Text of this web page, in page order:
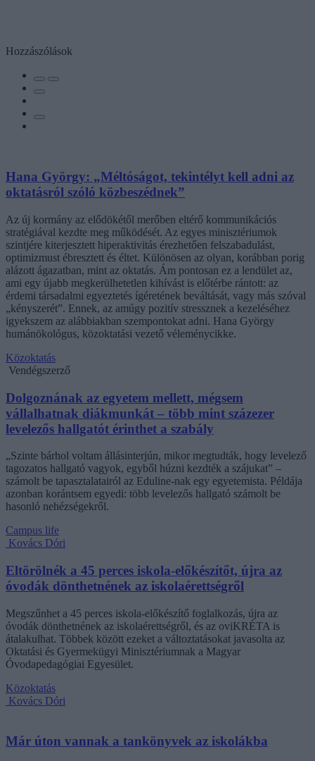
Hozzászólások
Hana György: „Méltóságot, tekintélyt kell adni az
oktatásról szóló közbeszédnek”
Az új kormány az elődökétől merőben eltérő kommunikációs
stratégiával kezdte meg működését. Az egyes minisztériumok
szintjére kiterjesztett hiperaktivitás érezhetően felszabadulást,
optimizmust ébresztett és éltet. Különösen az olyan, korábban porig
alázott ágazatban, mint az oktatás. Ám pontosan ez a lendület az,
ami egy újabb megkerülhetetlen kihívást is előtérbe rántott: az
érdemi társadalmi egyeztetés ígéretének beváltását, vagy más szóval
„kényszerét”. Ennek, az amúgy pozitív stressznek a kezeléséhez
igyekszem az alábbiakban szempontokat adni. Hana György
humánökológus, közoktatási vezető véleménycikke.
Közoktatás
Vendégszerző
Dolgoznának az egyetem mellett, mégsem
vállalhatnak diákmunkát – több mint százezer
levelezős hallgatót érinthet a szabály
„Szinte bárhol voltam állásinterjún, mikor megtudták, hogy levelező
tagozatos hallgató vagyok, egyből húzni kezdték a szájukat” –
számolt be tapasztalatairól az Eduline-nak egy egyetemista. Példája
azonban korántsem egyedi: több levelezős hallgató számolt be
hasonló nehézségekről.
Campus life
Kovács Dóri
Eltörölnék a 45 perces iskola-előkészítőt, újra az
óvodák dönthetnének az iskolaérettségről
Megszűnhet a 45 perces iskola-előkészítő foglalkozás, újra az
óvodák dönthetnének az iskolaérettségről, és az oviKRÉTA is
átalakulhat. Többek között ezeket a változtatásokat javasolta az
Oktatási és Gyermekügyi Minisztériumnak a Magyar
Óvodapedagógiai Egyesület.
Közoktatás
Kovács Dóri
Már úton vannak a tankönyvek az iskolákba